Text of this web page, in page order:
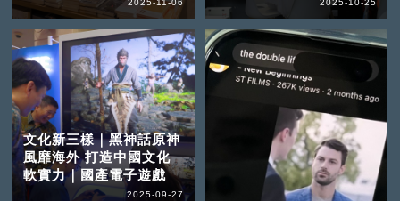
2025-11-06 2025-10-25
文化新三樣｜黑神話原神
風靡海外 打造中國文化
軟實力｜國產電子遊戲
2025-09-27